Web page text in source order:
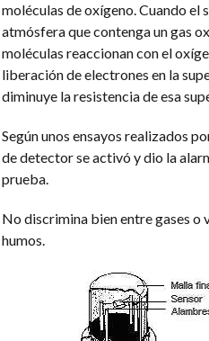
moléculas de oxígeno. Cuando el
atmósfera que contenga un gas
moléculas reaccionan con el
liberación de electrones en la
diminuye la resistencia de esa
Según unos ensayos realizados
de detector se activó y dio la
prueba.
No discrimina bien entre gases o
humos.